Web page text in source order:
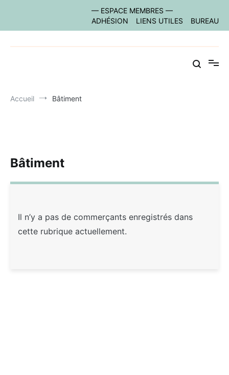
— ESPACE MEMBRES —
ADHÉSION
LIENS UTILES BUREAU
Accueil Bâtiment
Bâtiment
Il n’y a pas de commerçants enregistrés dans
cette rubrique actuellement.